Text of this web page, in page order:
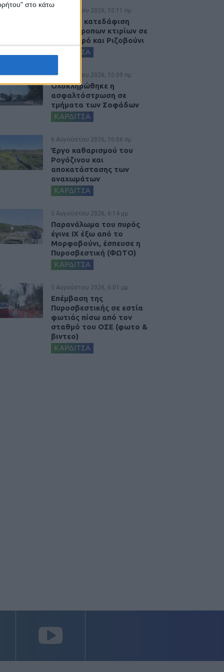
στο κάτω
6 Αυγούστου 2026, 10:11 πμ
Ξεκινά η κατεδάφιση
ετοιμόρροπων κτιρίων σε
Αγναντερό και Ριζοβούνι
ΚΑΡΔΙΤΣΑ
6 Αυγούστου 2026, 10:09 πμ
Ολοκληρώθηκε η
ασφαλτόστρωση σε
τμήματα των Σοφάδων
ΚΑΡΔΙΤΣΑ
6 Αυγούστου 2026, 10:06 πμ
Έργο καθαρισμού του
Ρογόζινου και
αποκατάστασης των
αναχωμάτων
ΚΑΡΔΙΤΣΑ
5 Αυγούστου 2026, 6:14 μμ
Παρανάλωμα του πυρός
έγινε ΙΧ έξω από το
Μορφοβούνι, έσπευσε η
Πυροσβεστική (ΦΩΤΟ)
ΚΑΡΔΙΤΣΑ
5 Αυγούστου 2026, 6:01 μμ
Επέμβαση της
Πυροσβεστικής σε εστία
φωτιάς πίσω από τον
σταθμό του ΟΣΕ (φωτο &
βιντεο)
ΚΑΡΔΙΤΣΑ